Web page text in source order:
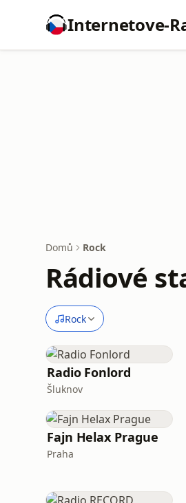
Internetove-
Domů Rock
Rádiové
Rock
Radio Fonlord
Šluknov
Fajn Helax Prague
Praha